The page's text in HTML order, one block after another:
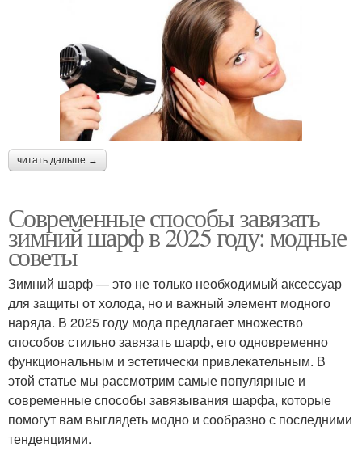
читать дальше →
Современные способы завязать
зимний шарф в 2025 году: модные
советы
Зимний шарф — это не только необходимый аксессуар
для защиты от холода, но и важный элемент модного
наряда. В 2025 году мода предлагает множество
способов стильно завязать шарф, его одновременно
функциональным и эстетически привлекательным. В
этой статье мы рассмотрим самые популярные и
современные способы завязывания шарфа, которые
помогут вам выглядеть модно и сообразно с последними
тенденциями.